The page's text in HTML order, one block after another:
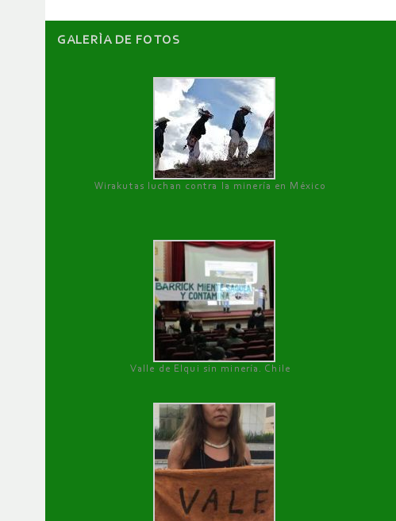
GALERÌA DE FOTOS
Wirakutas luchan contra la minería en México
Valle de Elqui sin minería. Chile